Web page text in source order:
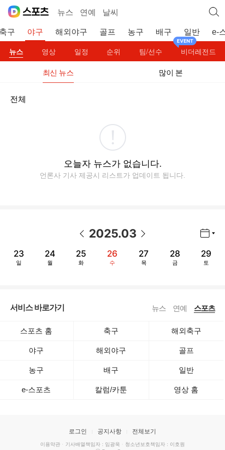
뉴스 연예 날씨
구 야구 해외야구 골프 농구 배구 일반 e-
뉴스 영상 일정 순위 팀/선수 비더레전드
최신 뉴스 많이 본
전체
오늘자 뉴스가 없습니다.
언론사 기사 제공시 리스트가 업데이트 됩니다.
2025.03
23
일
24
월
25
화
26
수
27
목
28
금
29
토
서비스 바로가기 뉴스 연예 스포츠
스포츠 홈 축구 해외축구
야구 해외야구 골프
농구 배구 일반
e-스포츠 칼럼/카툰 영상 홈
로그인 공지사항 전체보기
이용약관 · 기사배열책임자 : 임광욱 · 청소년보호책임자 : 이호원